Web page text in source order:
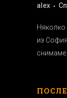
alex
Няколко
из